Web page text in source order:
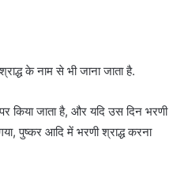
के नाम से भी जाना जाता है.
किया जाता है, और यदि उस दिन भरणी
पुष्कर आदि में भरणी श्राद्ध करना